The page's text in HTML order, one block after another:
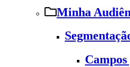
Minha